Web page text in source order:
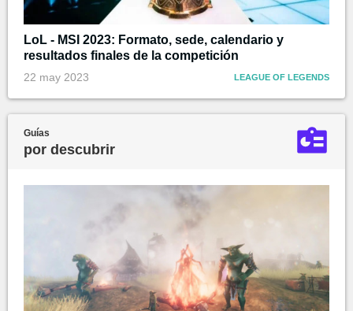
LoL - MSI 2023: Formato, sede, calendario y
resultados finales de la competición
22 may 2023 LEAGUE OF LEGENDS
Guías
por descubrir